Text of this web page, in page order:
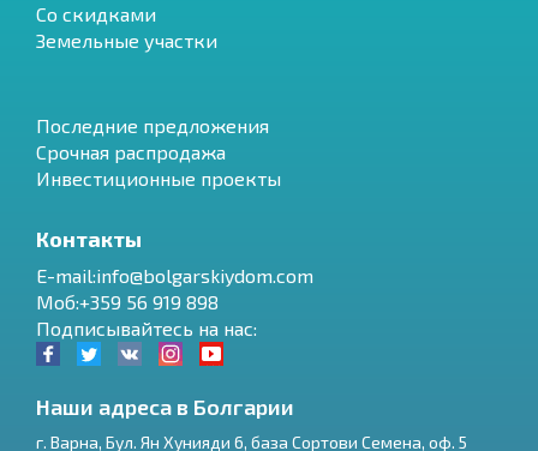
Со скидками
Земельные участки
Последние предложения
Срочная распродажа
Инвестиционные проекты
Контакты
E-mail:info@bolgarskiydom.com
Моб:+359 56 919 898
Подписывайтесь на нас:
Наши адреса в Болгарии
г. Варна, Бул. Ян Хунияди 6, база Сортови Семена, оф. 5